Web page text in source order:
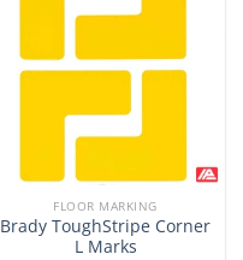
FLOOR MARKING
Brady ToughStripe Corner
L Marks